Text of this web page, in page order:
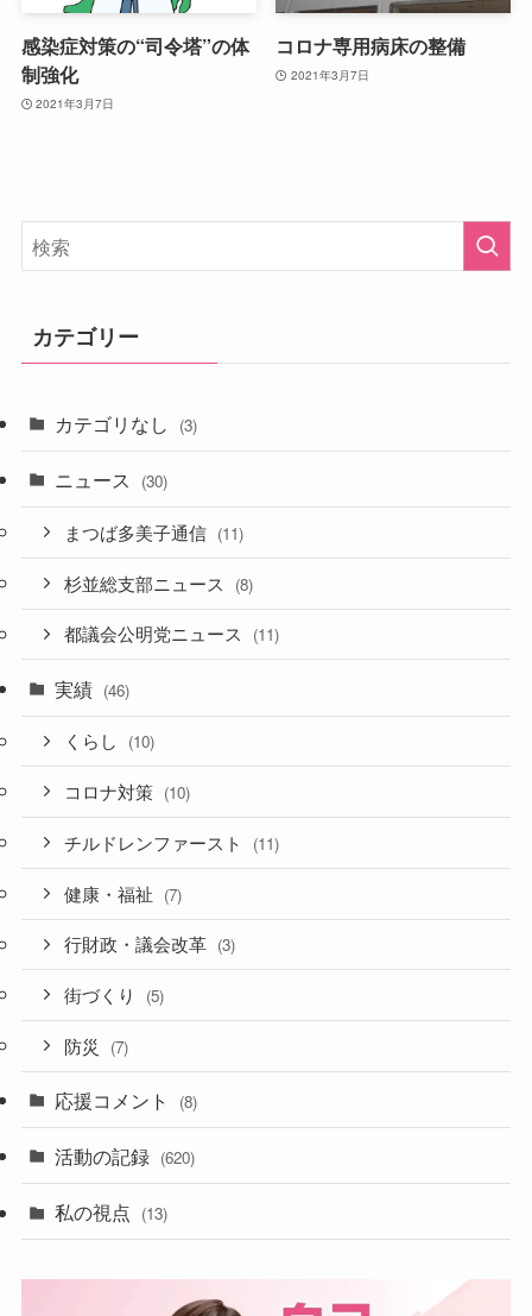
感染症対策の“司令塔”の体
制強化
2021年3月7日
コロナ専用病床の整備
2021年3月7日
カテゴリー
カテゴリなし (3)
ニュース (30)
まつば多美子通信 (11)
杉並総支部ニュース (8)
都議会公明党ニュース (11)
実績 (46)
くらし (10)
コロナ対策 (10)
チルドレンファースト (11)
健康・福祉 (7)
行財政・議会改革 (3)
街づくり (5)
防災 (7)
応援コメント (8)
活動の記録 (620)
私の視点 (13)